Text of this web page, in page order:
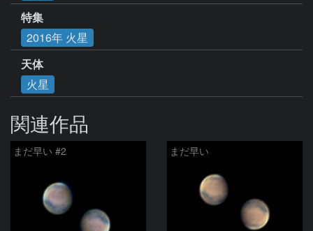
特集
2016年 火星
天体
火星
関連作品
まだ早い #2 まだ早い